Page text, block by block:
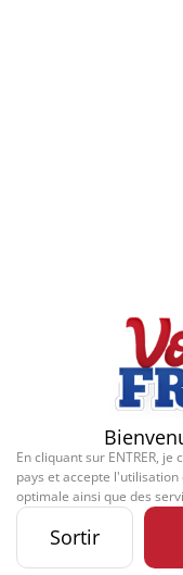
En cliquant sur ENTRER,
pays et accepte
optimale ainsi que des
Sortir